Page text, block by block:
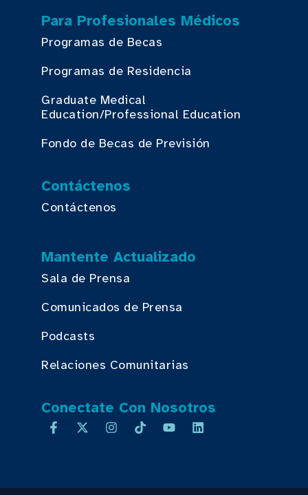
Para Profesionales Médicos
Programas de Becas
Programas de Residencia
Graduate Medical
Education/Professional Education
Fondo de Becas de Previsión
Contáctenos
Contáctenos
Mantente Actualizado
Sala de Prensa
Comunicados de Prensa
Podcasts
Relaciones Comunitarias
Conectate Con Nosotros